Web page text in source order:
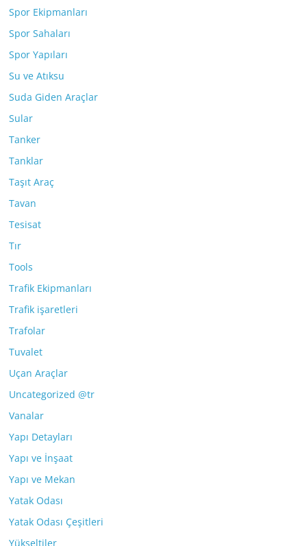
Spor Ekipmanları
Spor Sahaları
Spor Yapıları
Su ve Atıksu
Suda Giden Araçlar
Sular
Tanker
Tanklar
Taşıt Araç
Tavan
Tesisat
Tır
Tools
Trafik Ekipmanları
Trafik işaretleri
Trafolar
Tuvalet
Uçan Araçlar
Uncategorized @tr
Vanalar
Yapı Detayları
Yapı ve İnşaat
Yapı ve Mekan
Yatak Odası
Yatak Odası Çeşitleri
Yükseltiler